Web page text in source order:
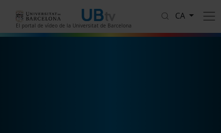
El portal de vídeo de la Universitat de Barcelona
CA